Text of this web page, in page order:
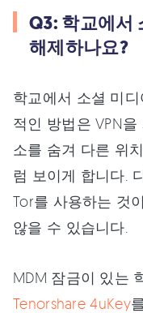
Q3: 학교에서
해제하나요?
학교에서 소셜 미
적인 방법은 VPN을
소를 숨겨 다른 위
럼 보이게 합니다.
Tor를 사용하는 것
않을 수 있습니다.
MDM 잠금이 있는
Tenorshare 4uKey